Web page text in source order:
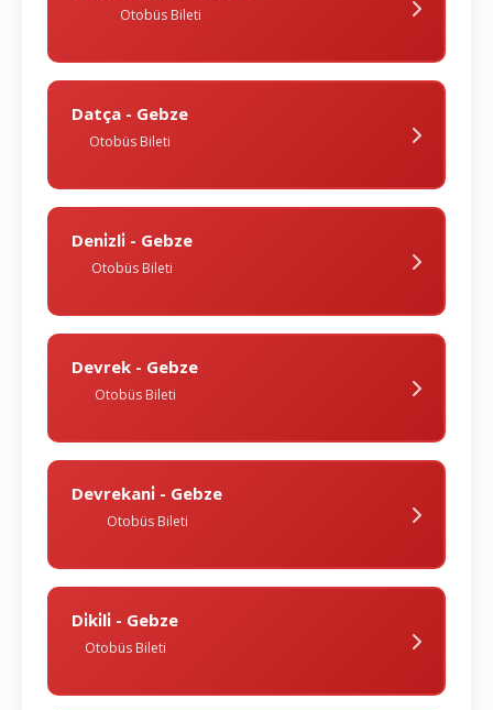
Otobüs Bileti
Datça - Gebze
Otobüs Bileti
Deni̇zli̇ - Gebze
Otobüs Bileti
Devrek - Gebze
Otobüs Bileti
Devrekani̇ - Gebze
Otobüs Bileti
Di̇ki̇li̇ - Gebze
Otobüs Bileti